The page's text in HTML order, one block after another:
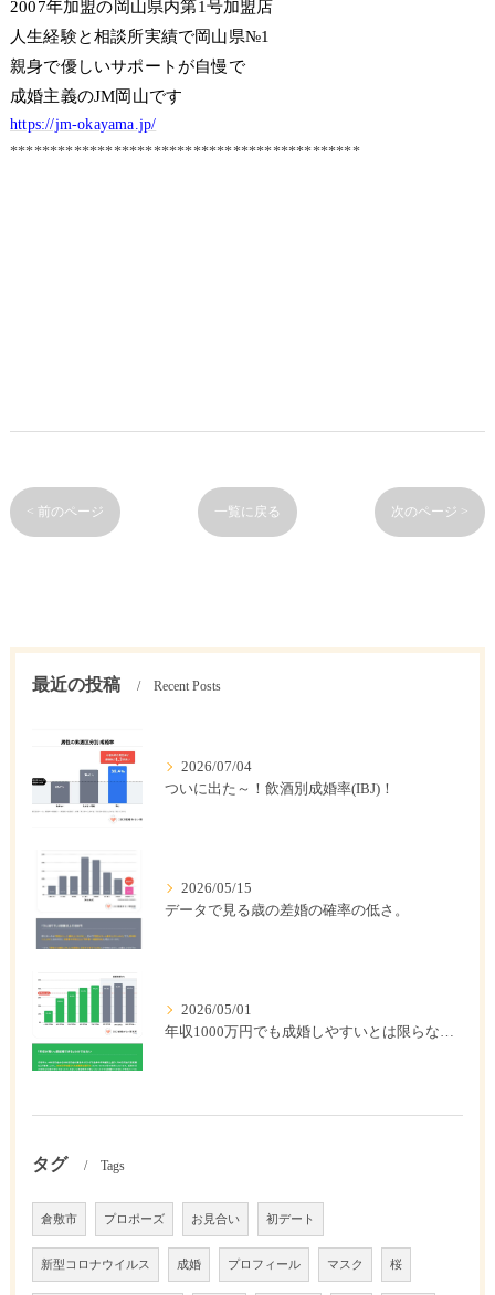
2007年加盟の岡山県内第1号加盟店
人生経験と相談所実績で岡山県№1
親身で優しいサポートが自慢で
成婚主義のJM岡山です
https://jm-okayama.jp/
********************************************
< 前のページ 一覧に戻る 次のページ >
最近の投稿 Recent Posts
2026/07/04
ついに出た～！飲酒別成婚率(IBJ)！
2026/05/15
データで見る歳の差婚の確率の低さ。
2026/05/01
タグ Tags
倉敷市 プロポーズ お見合い 初デート
新型コロナウイルス 成婚 プロフィール マスク 桜